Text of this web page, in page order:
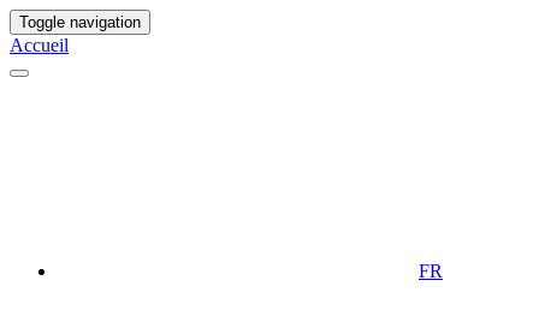
Toggle navigation
Accueil
FR